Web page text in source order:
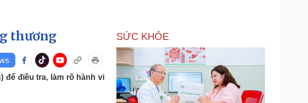
Giá cà phê
Xe máy
Doanh nghiệp
Thông tin doanh nghiệp
Doanh nghiệp 24h
Công nghệ
Sành điệu
Tin Công nghệ
thương
để điều tra, làm rõ hành vi
SỨC KHỎE